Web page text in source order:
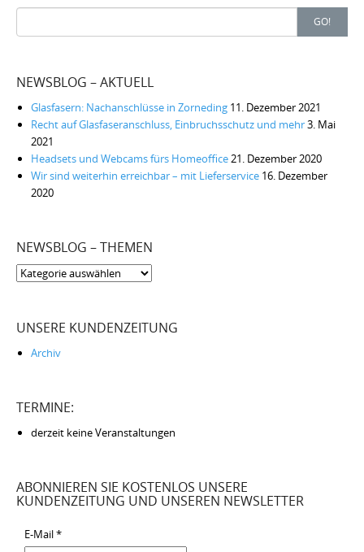
Search
for:
GO!
NEWSBLOG – AKTUELL
Glasfasern: Nachanschlüsse in Zorneding 11. Dezember 2021
Recht auf Glasfaseranschluss, Einbruchsschutz und mehr3. Mai
2021
Headsets und Webcams fürs Homeoffice21. Dezember 2020
Wir sind weiterhin erreichbar – mit Lieferservice 16. Dezember
2020
NEWSBLOG – THEMEN
Newsblog
UNSERE KUNDENZEITUNG
Archiv
TERMINE:
derzeit keine Veranstaltungen
ABONNIEREN SIE KOSTENLOS UNSERE
KUNDENZEITUNG UND UNSEREN NEWSLETTER
E-Mail*